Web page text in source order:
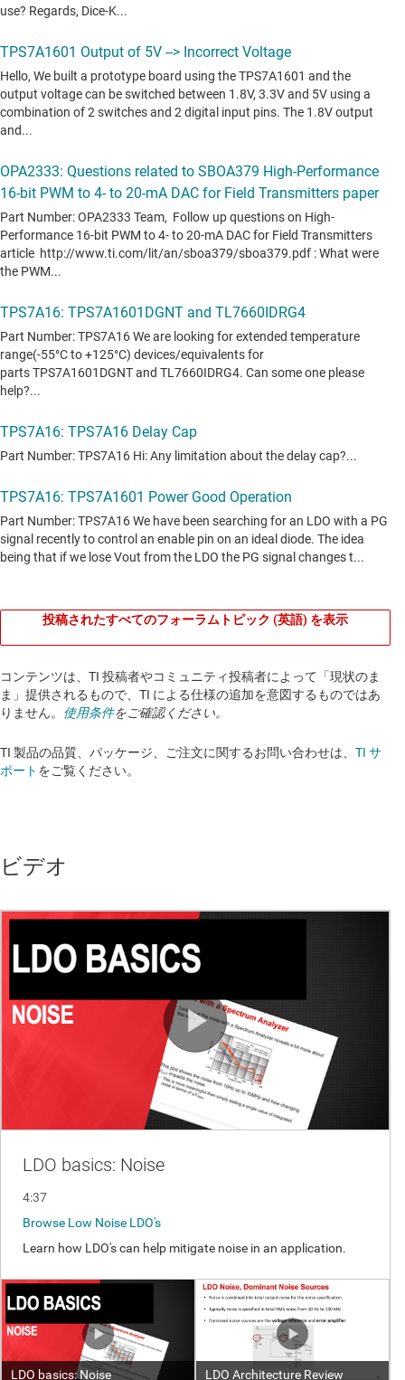
投稿されたすべてのフォーラムトピック (英語) を表示
コンテンツは、TI 投稿者やコミュニティ投稿者によって「現状のま
ま」提供されるもので、TI による仕様の追加を意図するものではあ
りません。 使用条件をご確認ください。
TI 製品の品質、パッケージ、ご注文に関するお問い合わせは、 TI サ
ポート をご覧ください。​​​​​​​​​​​​​​
ビデオ